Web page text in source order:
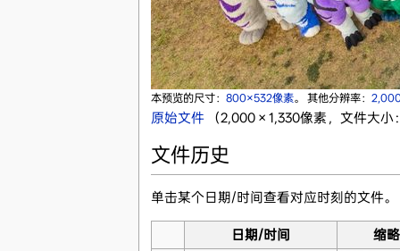
本预览的尺寸： 800×532像素。 其他分辨率：
原始文件‎ （2,000 × 1,330像素，文件大
文件历史
单击某个日期/时间查看对应时刻的文件。
日期/时间
缩